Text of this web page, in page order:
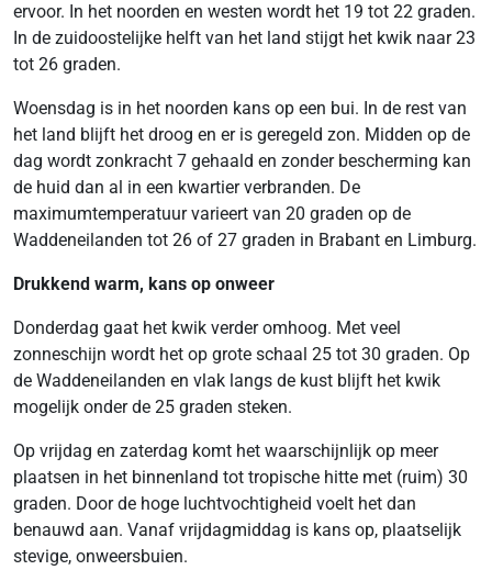
ervoor. In het noorden en westen wordt het 19 tot 22 graden.
In de zuidoostelijke helft van het land stijgt het kwik naar 23
tot 26 graden.
Woensdag is in het noorden kans op een bui. In de rest van
het land blijft het droog en er is geregeld zon. Midden op de
dag wordt zonkracht 7 gehaald en zonder bescherming kan
de huid dan al in een kwartier verbranden. De
maximumtemperatuur varieert van 20 graden op de
Waddeneilanden tot 26 of 27 graden in Brabant en Limburg.
Drukkend warm, kans op onweer
Donderdag gaat het kwik verder omhoog. Met veel
zonneschijn wordt het op grote schaal 25 tot 30 graden. Op
de Waddeneilanden en vlak langs de kust blijft het kwik
mogelijk onder de 25 graden steken.
Op vrijdag en zaterdag komt het waarschijnlijk op meer
plaatsen in het binnenland tot tropische hitte met (ruim) 30
graden. Door de hoge luchtvochtigheid voelt het dan
benauwd aan. Vanaf vrijdagmiddag is kans op, plaatselijk
stevige, onweersbuien.